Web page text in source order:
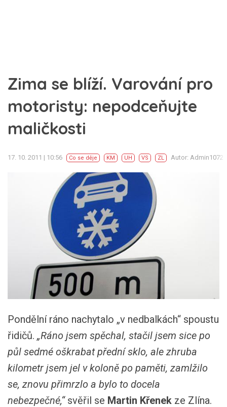
Zima se blíží. Varování pro
motoristy: nepodceňujte
maličkosti
17. 10. 2011 | 10:56 Co se děje KM UH VS ZL Autor: Admin1072
Pondělní ráno nachytalo „v nedbalkách“ spoustu
řidičů. „Ráno jsem spěchal, stačil jsem sice po
půl sedmé oškrabat přední sklo, ale zhruba
kilometr jsem jel v koloně po paměti, zamlžilo
se, znovu přimrzlo a bylo to docela
nebezpečné,“svěřil se Martin Křenek ze Zlína.